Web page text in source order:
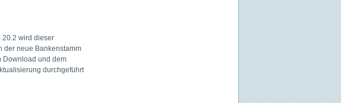
20.2 wird dieser
der neue Bankenstamm
Download und dem
durchgeführt